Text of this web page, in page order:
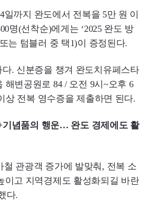
일까지 완도에서 전복을 5만 원 이
명(선착순)에게는 ‘2025 완도 방
는 텀블러 중 택1)이 증정된다.
. 신분증을 챙겨 완도치유페스타
해변공원로 84 / 오전 9시~오후 6
상 전복 영수증을 제출하면 된다.
기념품의 행운… 완도 경제에도 활
철 관광객 증가에 발맞춰, 전복 소
이고 지역경제도 활성화되길 바란
다.